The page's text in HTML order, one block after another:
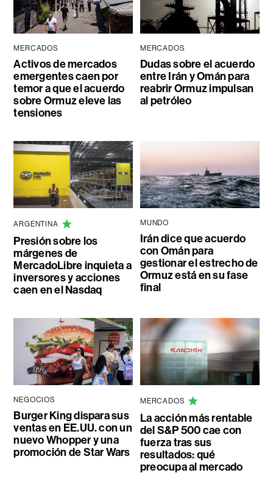
MERCADOS
Activos de mercados
emergentes caen por
temor a que el acuerdo
sobre Ormuz eleve las
tensiones
MERCADOS
Dudas sobre el acuerdo
entre Irán y Omán para
reabrir Ormuz impulsan
al petróleo
ARGENTINA
Presión sobre los
márgenes de
MercadoLibre inquieta a
inversores y acciones
caen en el Nasdaq
MUNDO
Irán dice que acuerdo
con Omán para
gestionar el estrecho de
Ormuz está en su fase
final
NEGOCIOS
Burger King dispara sus
ventas en EE.UU. con un
nuevo Whopper y una
promoción de Star Wars
MERCADOS
La acción más rentable
del S&P 500 cae con
fuerza tras sus
resultados: qué
preocupa al mercado